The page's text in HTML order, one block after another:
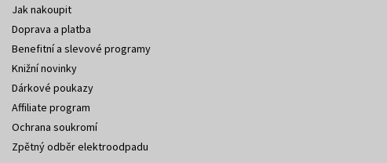
Jak nakoupit
Doprava a platba
Benefitní a slevové programy
Knižní novinky
Dárkové poukazy
Affiliate program
Ochrana soukromí
Zpětný odběr elektroodpadu